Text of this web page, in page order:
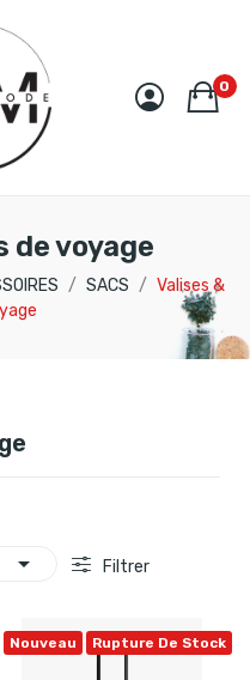
0
de voyage
SACS
Valises &
 Filtrer
Nouveau Rupture De Stock